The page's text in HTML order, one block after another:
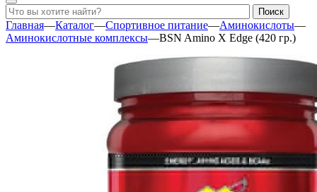
Главная—Каталог—Спортивное питание—Аминокислоты—
Аминокислотные комплексы—BSN Amino X Edge (420 гр.)